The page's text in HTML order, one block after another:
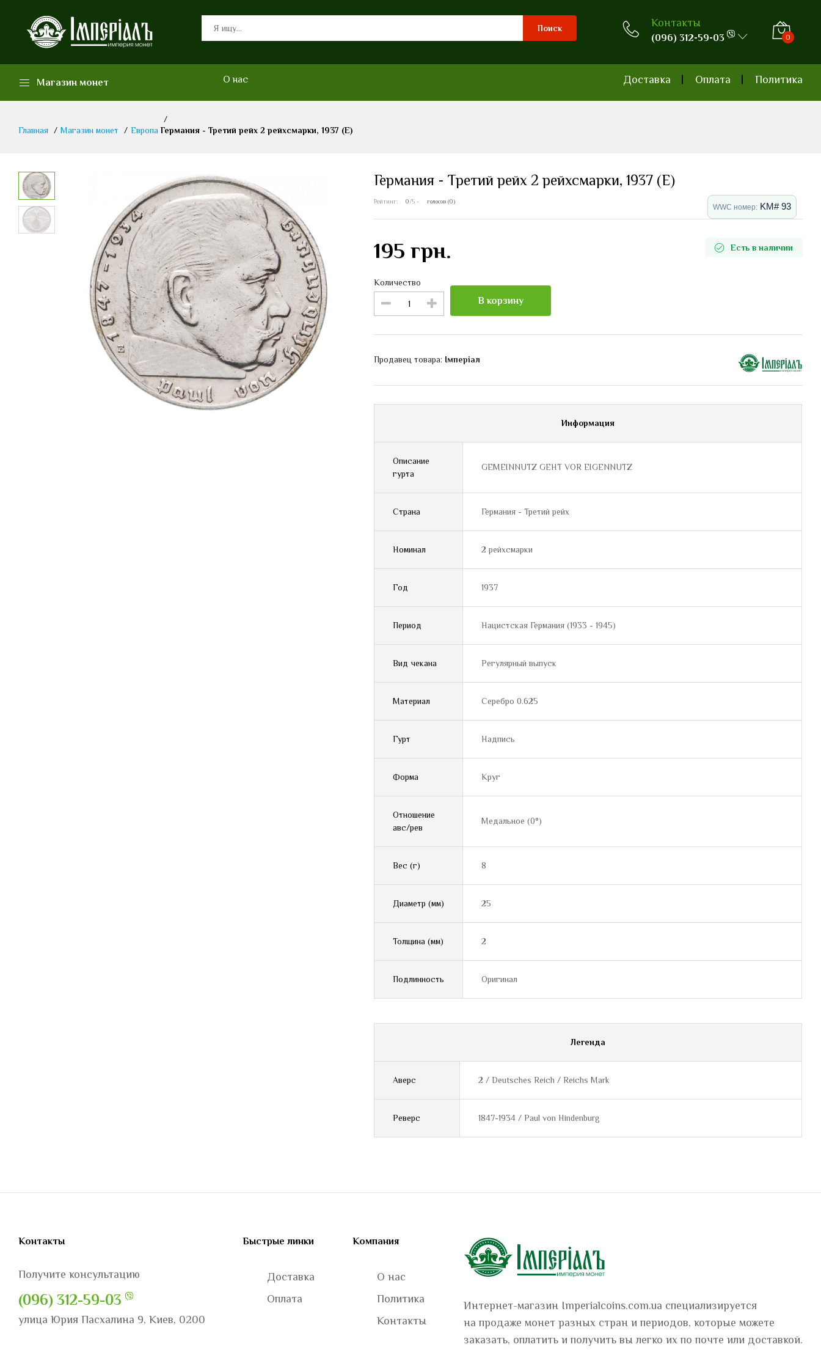
Поиск Контакты
(096) 312-59-03 0
0
Магазин монет О нас Доставка Оплата Политика
Главная Магазин монет Европа Германия - Третий рейх 2 рейхсмарки, 1937 (E)
Германия - Третий рейх 2 рейхсмарки, 1937 (E)
Рейтинг: 0/5 - голосов (0)
WWC номер:KM# 93
195 грн. Есть в наличии
Количество
В корзину
Продавец товара: Імперіал
Информация
Описание
гурта
GEMEINNUTZ GEHT VOR EIGENNUTZ
Страна Германия - Третий рейх
Номинал 2 рейхсмарки
Год 1937
Период Нацистская Германия (1933 - 1945)
Вид чекана Регулярный выпуск
Материал Серебро 0.625
Гурт Надпись
Форма Круг
Отношение
авс/рев
Медальное (0°)
Вес (г) 8
Диаметр (мм) 25
Толщина (мм) 2
Подлинность Оригинал
Легенда
Аверс 2 / Deutsches Reich / Reichs Mark
Реверс 1847-1934 / Paul von Hindenburg
Контакты
Получите консультацию
(096) 312-59-03
улица Юрия Пасхалина 9, Киев, 0200
Быстрые линки
Доставка
Оплата
Компания
О нас
Политика
Контакты
Интернет-магазин Imperialcoins.com.ua специализируется
на продаже монет разных стран и периодов, которые можете
заказать, оплатить и получить вы легко их по почте или доставкой.